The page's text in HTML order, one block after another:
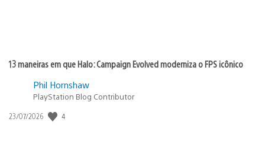
13 maneiras em que Halo: Campaign Evolved moderniza o FPS icônico
Phil Hornshaw
PlayStation Blog Contributor
Data
23/07/2026 4